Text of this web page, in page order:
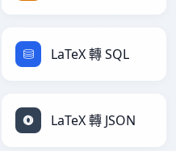
LaTeX 轉 SQL
LaTeX 轉 JSON